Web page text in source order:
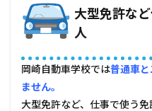
大型免許な
人
岡崎自動車学校では普通車
ません。
大型免許など、仕事で使う